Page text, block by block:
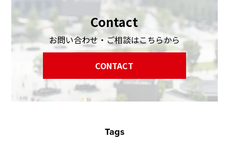
Contact
お問い合わせ・ご相談はこちらから
CONTACT
Tags